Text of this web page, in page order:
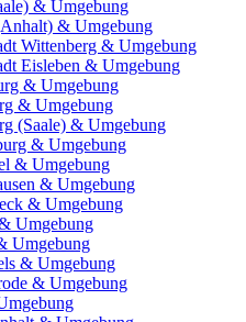
& Umgebung
& Umgebung
Wittenberg & Umgebung
Eisleben & Umgebung
& Umgebung
& Umgebung
(Saale) & Umgebung
& Umgebung
& Umgebung
& Umgebung
& Umgebung
Umgebung
Umgebung
& Umgebung
& Umgebung